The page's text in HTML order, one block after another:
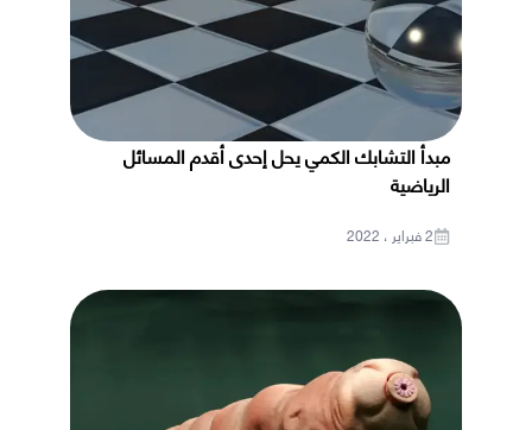
مبدأ التشابك الكمي يحل إحدى أقدم المسائل
الرياضية
2 فبراير ، 2022